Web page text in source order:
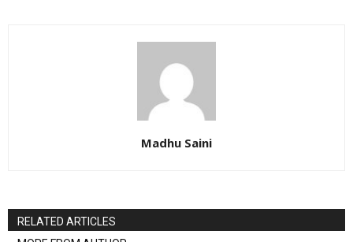
Madhu Saini
RELATED ARTICLES